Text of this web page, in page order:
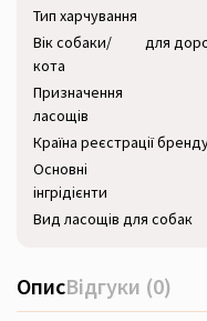
Тип харчування
Вік собаки/
кота
для
Призначення
ласощів
Країна реєстрації
Основні
інгрідієнти
Вид ласощів для собак
ОписВідгуки (0)